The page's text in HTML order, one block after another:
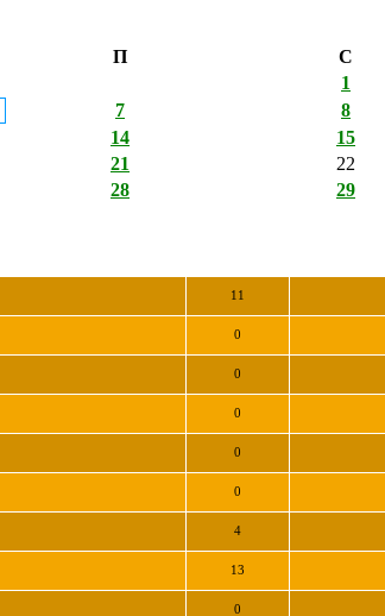
П С
1
7 8
14 15
21 22
28 29
11
0
0
0
0
0
4
13
0